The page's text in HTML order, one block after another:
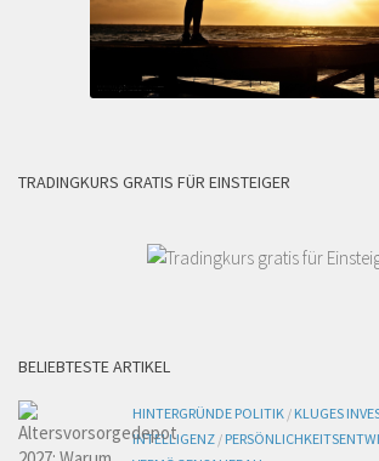
TRADINGKURS GRATIS FÜR EINSTEIGER
BELIEBTESTE ARTIKEL
HINTERGRÜNDE POLITIK / KLUGES
INTELLIGENZ /